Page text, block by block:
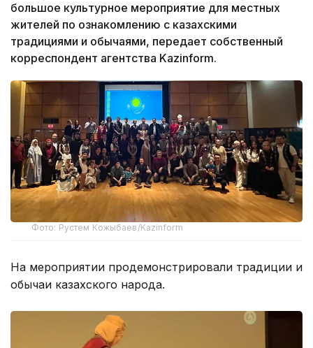
большое культурное мероприятие для местных
жителей по ознакомлению с казахскими
традициями и обычаями, передает собственный
корреспондент агентства Kazinform.
Фото: Рустем Кожыбаев/Kazinform
На мероприятии продемонстрировали традиции и
обычаи казахского народа.